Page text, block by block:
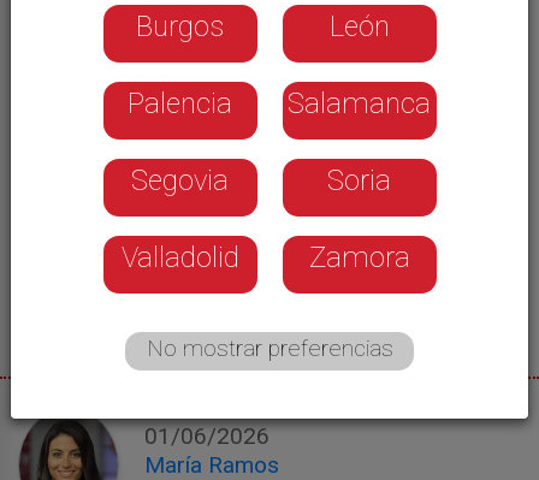
01/06/2026
María Ramos
Burgos León
Palencia Salamanca
Segovia Soria
Valladolid Zamora
No mostrar preferencias